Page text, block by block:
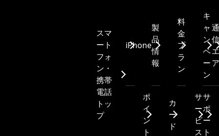
スマ
ート
フォ
ン・
携帯
電話
トッ
プ
iPhone
製
品
情
報
料
金
プ
ラ
ン
キ
ャ
ン
ペ
ー
ン
通
ア
ポ
イ
ン
ト
カ
ー
ド
サ
ー
ビ
ス
サ
ポ
ー
ト